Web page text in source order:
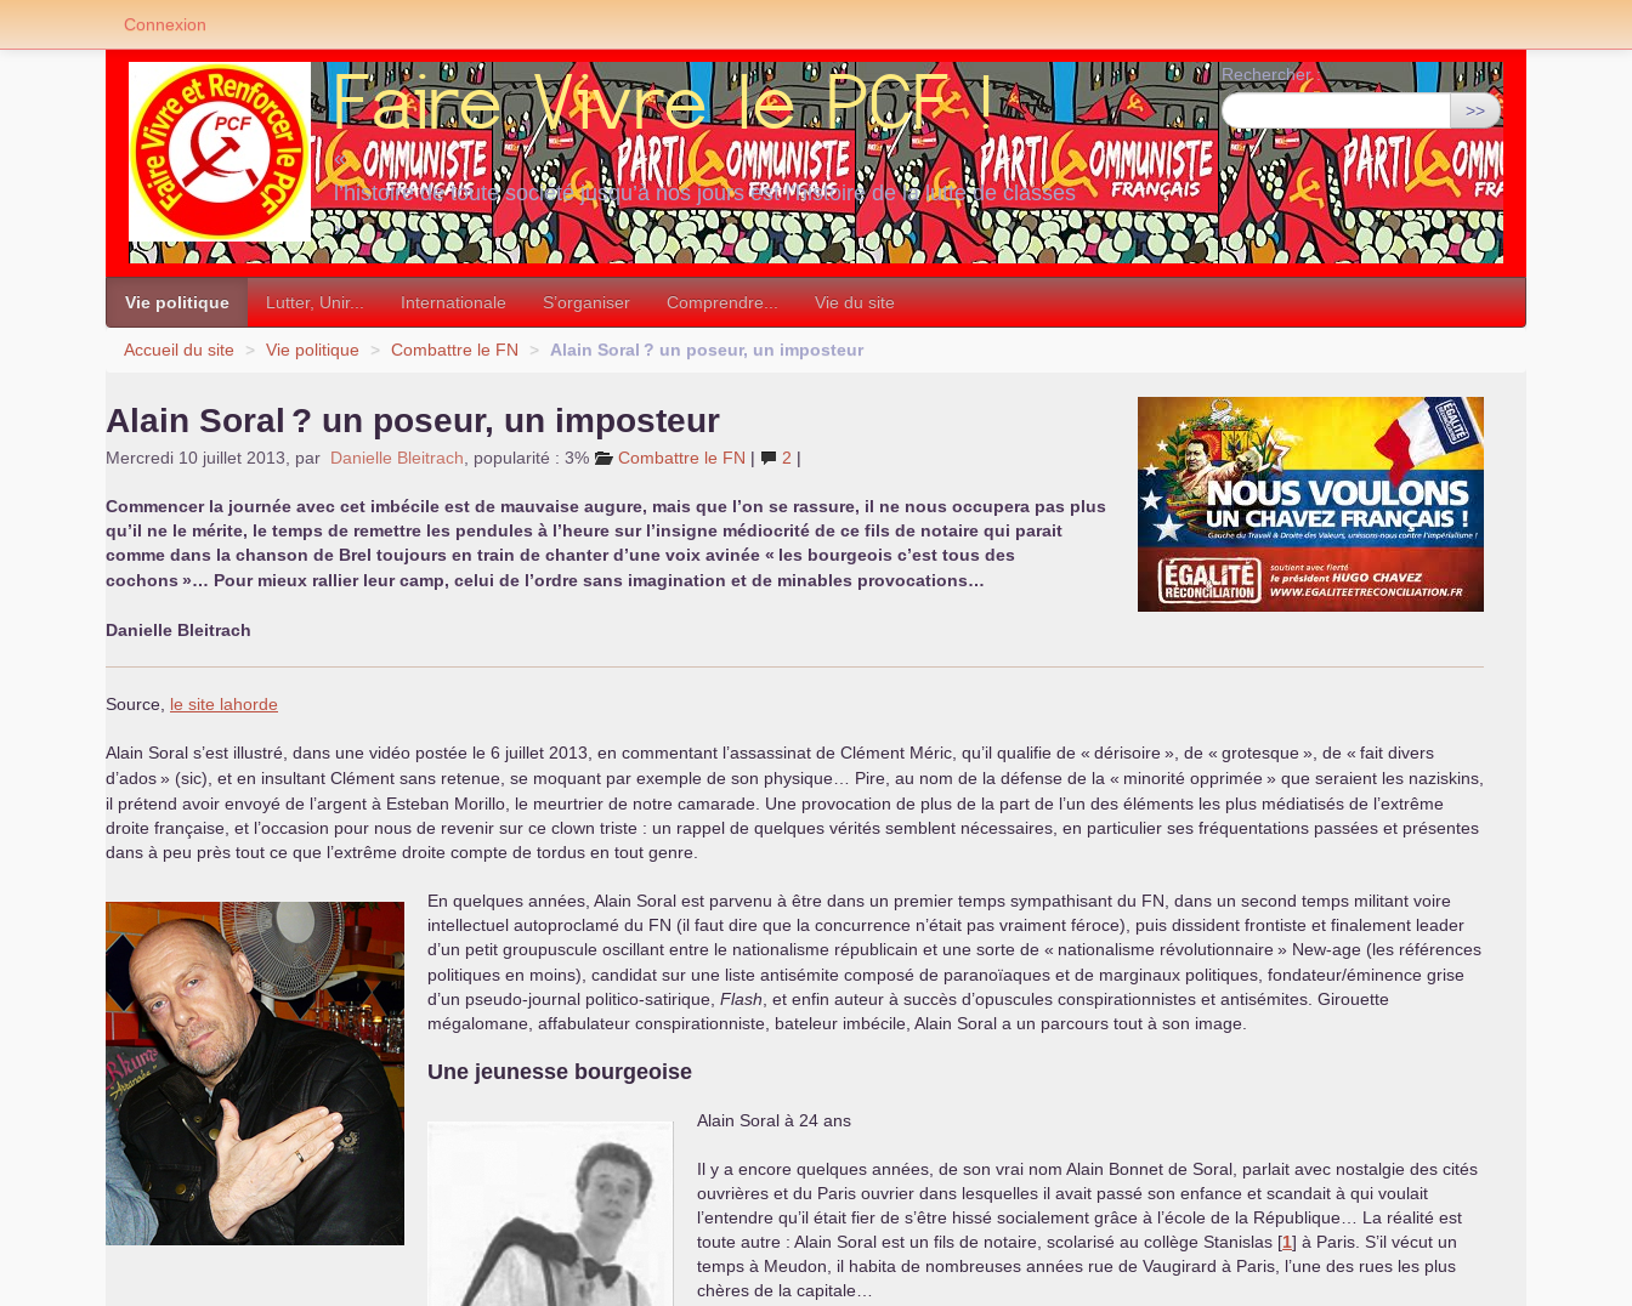
«
l’histoire de toute société jusqu’à nos jours est l’histoire de la lutte de classes
»
Rechercher :
>>
Vie politique Lutter, Unir... Internationale S’organiser Comprendre... Vie du site
Accueil du site > Vie politique > Combattre le FN > Alain Soral ? un poseur, un imposteur
Alain Soral ? un poseur, un imposteur
Mercredi 10 juillet 2013 par Danielle Bleitrach popularité : 3% Combattre le FN | 2 |
Commencer la journée avec cet imbécile est de mauvaise augure, mais que l’on se rassure, il ne nous occupera pas plus
qu’il ne le mérite, le temps de remettre les pendules à l’heure sur l’insigne médiocrité de ce fils de notaire qui parait
comme dans la chanson de Brel toujours en train de chanter d’une voix avinée « les bourgeois c’est tous des
cochons »… Pour mieux rallier leur camp, celui de l’ordre sans imagination et de minables provocations…
Danielle Bleitrach
Source, le site lahorde
Alain Soral s’est illustré, dans une vidéo postée le 6 juillet 2013, en commentant l’assassinat de Clément Méric, qu’il qualifie de « dérisoire», de « grotesque», de « fait divers
d’ados» (sic), et en insultant Clément sans retenue, se moquant par exemple de son physique… Pire, au nom de la défense de la « minorité opprimée» que seraient les naziskins,
il prétend avoir envoyé de l’argent à Esteban Morillo, le meurtrier de notre camarade. Une provocation de plus de la part de l’un des éléments les plus médiatisés de l’extrême
droite française, et l’occasion pour nous de revenir sur ce clown triste : un rappel de quelques vérités semblent nécessaires, en particulier ses fréquentations passées et présentes
dans à peu près tout ce que l’extrême droite compte de tordus en tout genre.
En quelques années, Alain Soral est parvenu à être dans un premier temps sympathisant du FN , dans un second temps militant voire
intellectuel autoproclamé du FN (il faut dire que la concurrence n’était pas vraiment féroce), puis dissident frontiste et finalement leader
d’un petit groupuscule oscillant entre le nationalisme républicain et une sorte de « nationalisme révolutionnaire» New-age (les références
politiques en moins), candidat sur une liste antisémite composé de paranoïaques et de marginaux politiques, fondateur/éminence grise
d’un pseudo-journal politico-satirique, Flash , et enfin auteur à succès d’opuscules conspirationnistes et antisémites. Girouette
mégalomane, affabulateur conspirationniste, bateleur imbécile, Alain Soral a un parcours tout à son image.
Une jeunesse bourgeoise
Alain Soral à 24 ans
Il y a encore quelques années, de son vrai nom Alain Bonnet de Soral, parlait avec nostalgie des cités
ouvrières et du Paris ouvrier dans lesquelles il avait passé son enfance et scandait à qui voulait
l’entendre qu’il était fier de s’être hissé socialement grâce à l’école de la République… La réalité est
toute autre : Alain Soral est un fils de notaire, scolarisé au collège Stanislas [1] à Paris. S’il vécut un
temps à Meudon, il habita de nombreuses années rue de Vaugirard à Paris, l’une des rues les plus
chères de la capitale…
Connexion